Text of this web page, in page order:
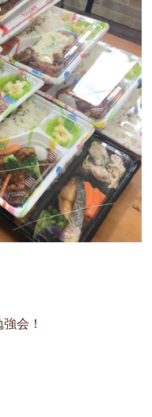
会！